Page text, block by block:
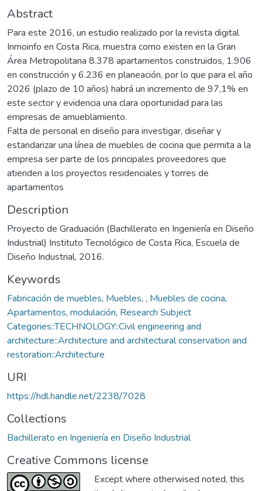
Abstract
Para este 2016, un estudio realizado por la revista digital
Inmoinfo en Costa Rica, muestra como existen en la Gran
Área Metropolitana 8.378 apartamentos construidos, 1.906
en construcción y 6.236 en planeación, por lo que para el año
2026 (plazo de 10 años) habrá un incremento de 97,1% en
este sector y evidencia una clara oportunidad para las
empresas de amueblamiento.
Falta de personal en diseño para investigar, diseñar y
estandarizar una línea de muebles de cocina que permita a la
empresa ser parte de los principales proveedores que
atienden a los proyectos residenciales y torres de
apartamentos
Description
Proyecto de Graduación (Bachillerato en Ingeniería en Diseño
Industrial) Instituto Tecnológico de Costa Rica, Escuela de
Diseño Industrial, 2016.
Keywords
Fabricación de muebles, Muebles, , Muebles de cocina,
Apartamentos, modulación, Research Subject
Categories::TECHNOLOGY::Civil engineering and
architecture::Architecture and architectural conservation and
restoration::Architecture
URI
https://hdl.handle.net/2238/7028
Collections
Bachillerato en Ingeniería en Diseño Industrial
Creative Commons license
Except where otherwised noted, this